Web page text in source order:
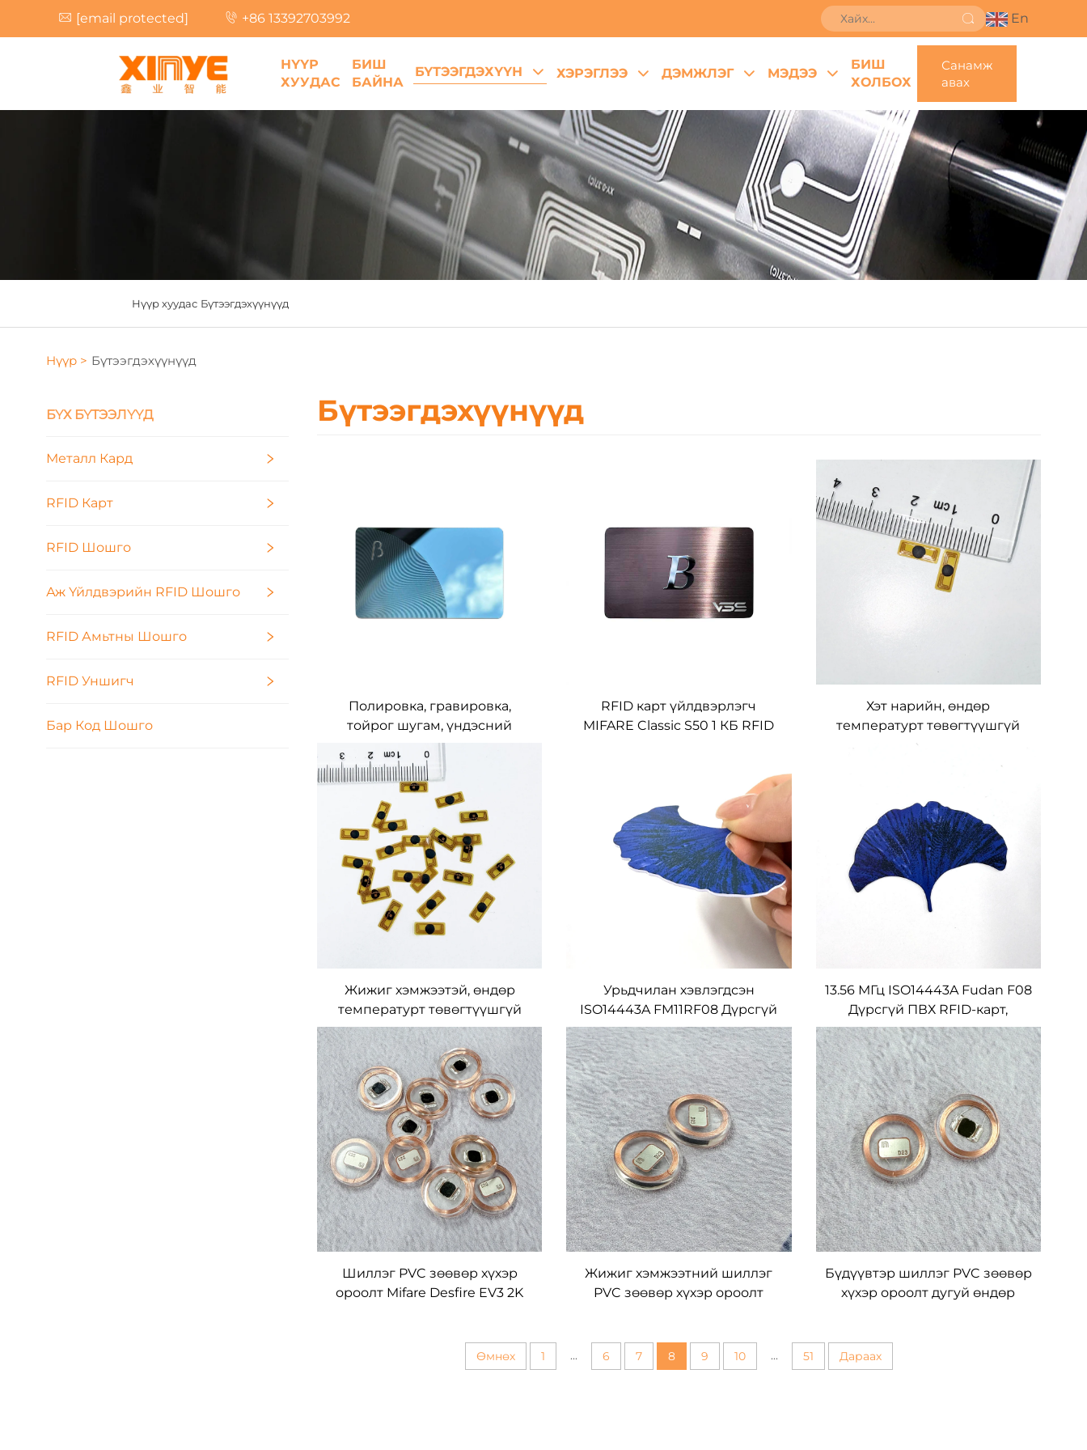
[email protected] +86 13392703992 En
НҮҮР
ХУУДАС
БИШ
БАЙНА
БҮТЭЭГДЭХҮҮН ХЭРЭГЛЭЭ ДЭМЖЛЭГ МЭДЭЭ
БИШ
ХОЛБОХ
Санамж
авах
Нүүр хуудас Бүтээгдэхүүнүүд
Нүүр > Бүтээгдэхүүнүүд
БҮХ БҮТЭЭЛҮҮД
Металл Кард
RFID Карт
RFID Шошго
Аж Үйлдвэрийн RFID Шошго
RFID Амьтны Шошго
RFID Уншигч
Бар Код Шошго
Бүтээгдэхүүнүүд
Полировка, гравировка,
тойрог шугам, үндэсний
төвшиний RFID NFC метал
карт, OEM хүснэгт дагуу
үйлдвэрлэсэн, нэг талд RF
уншигдах
RFID карт үйлдвэрлэгч
MIFARE Classic S50 1 КБ RFID
Хэт нарийн, өндөр
температурт төвөгтүүшгүй
RFID NFC FPC жижиг таг, оюун
ухааны тавхайнаас болон
Жижиг хэмжээтэй, өндөр
температурт төвөгтүүшгүй
FPC RFID таг, металл дээрх
FPC NFC таг, хүснэгт дагуу
үйлдвэрлэсэн
Урьдчилан хэвлэгдсэн
ISO14443A FM11RF08 Дүрсгүй
ПВХ RFID-карт, хүсэлтээр
13.56 МГц ISO14443A Fudan F08
Дүрсгүй ПВХ RFID-карт,
хүсэлтээр
Шиллэг PVC зөөвөр хүхэр
ороолт Mifare Desfire EV3 2K
Жижиг хэмжээтний шиллэг
PVC зөөвөр хүхэр ороолт
Бүдүүвтэр шиллэг PVC зөөвөр
хүхэр ороолт дугуй өндөр
Өмнөх 1 ... 6 7 8 9 10 ... 51 Дараах